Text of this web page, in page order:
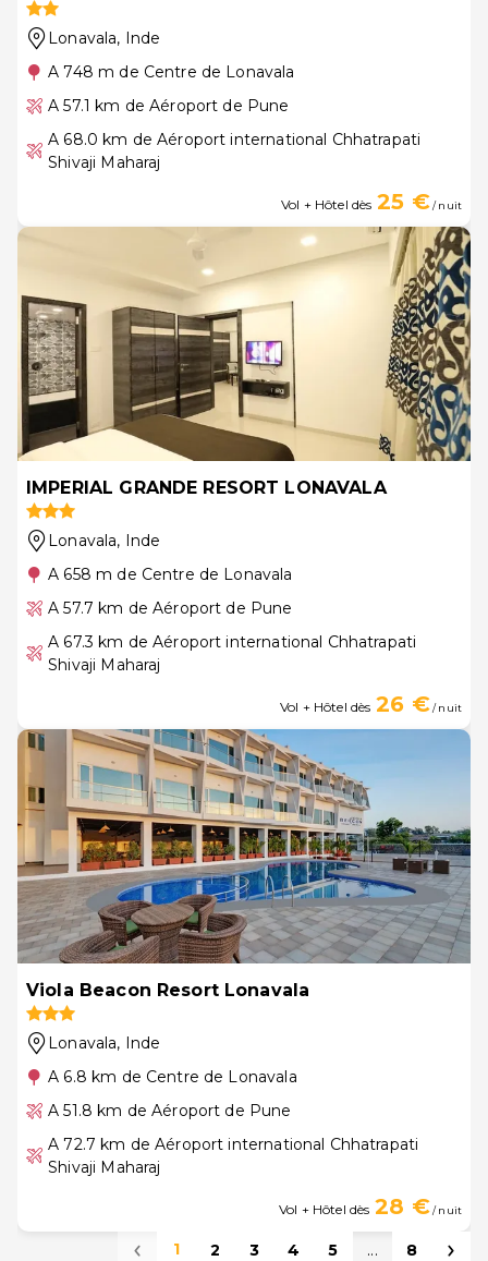
Lonavala, Inde
A 748 m de Centre de Lonavala
A 57.1 km de Aéroport de Pune
A 68.0 km de Aéroport international Chhatrapati
Shivaji Maharaj
Vol + Hôtel dès 25 €/ nuit
IMPERIAL GRANDE RESORT LONAVALA
Lonavala, Inde
A 658 m de Centre de Lonavala
A 57.7 km de Aéroport de Pune
A 67.3 km de Aéroport international Chhatrapati
Shivaji Maharaj
Vol + Hôtel dès 26 €/ nuit
Viola Beacon Resort Lonavala
Lonavala, Inde
A 6.8 km de Centre de Lonavala
A 51.8 km de Aéroport de Pune
A 72.7 km de Aéroport international Chhatrapati
Shivaji Maharaj
Vol + Hôtel dès 28 €/ nuit
1 2 3 4 5 ... 8